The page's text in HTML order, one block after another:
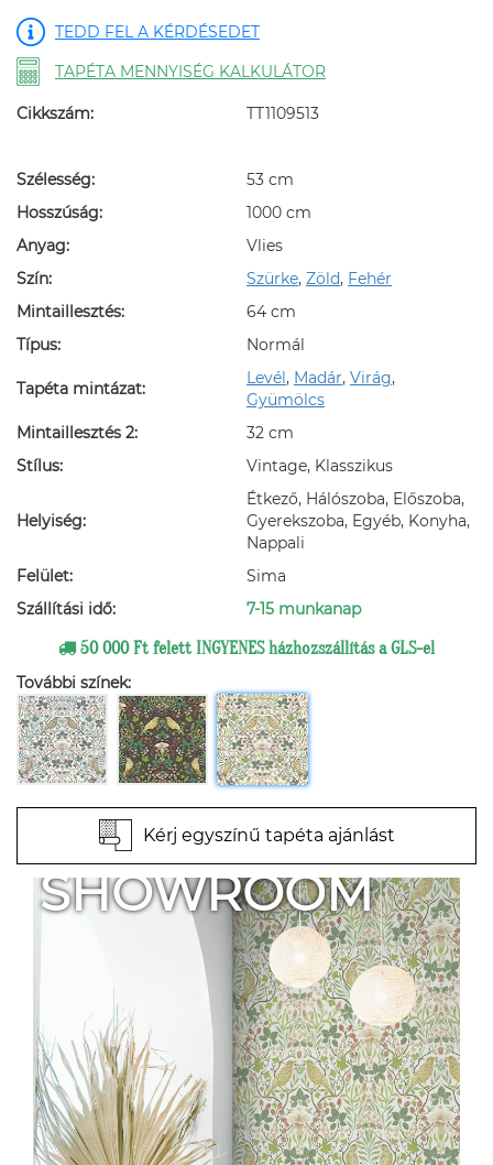
TEDD FEL A KÉRDÉSEDET
TAPÉTA MENNYISÉG KALKULÁTOR
Cikkszám: TT1109513
Szélesség:
53 cm
Hosszúság:
1000 cm
Anyag:
Vlies
Szín:
Szürke, Zöld, Fehér
Mintaillesztés:
64 cm
Típus:
Normál
Tapéta mintázat:
Levél, Madár, Virág,
Gyümölcs
Mintaillesztés 2:
32 cm
Stílus:
Vintage, Klasszikus
Helyiség:
Étkező, Hálószoba, Előszoba,
Gyerekszoba, Egyéb, Konyha,
Nappali
Felület:
Sima
Szállítási idő:
7-15 munkanap
50 000 Ft felett INGYENES házhozszállítás a GLS-el
További színek:
Kérj egyszínű tapéta ajánlást
SHOWROOM